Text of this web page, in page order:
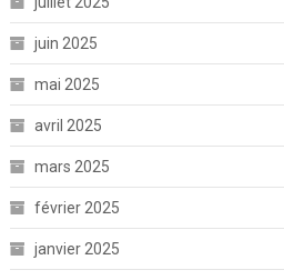
juin 2025
mai 2025
avril 2025
mars 2025
février 2025
janvier 2025